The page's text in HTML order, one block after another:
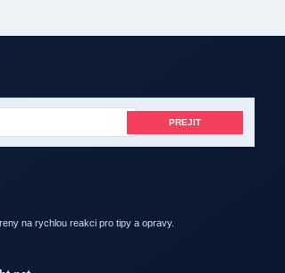
PREJIT
na rychlou reakci pro tipy a opravy.